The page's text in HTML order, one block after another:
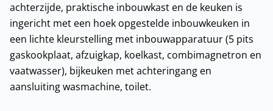
achterzijde, praktische inbouwkast en de keuken is
ingericht met een hoek opgestelde inbouwkeuken in
een lichte kleurstelling met inbouwapparatuur (5 pits
gaskookplaat, afzuigkap, koelkast, combimagnetron en
vaatwasser), bijkeuken met achteringang en
aansluiting wasmachine, toilet.